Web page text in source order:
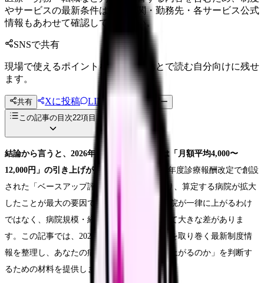
やサービスの最新条件は公的機関・勤務先・各サービス公式
情報もあわせて確認してください。
SNSで共有
現場で使えるポイントを、同僚やあとで読む自分向けに残せ
ます。
共有 Xに投稿 LINE
投稿文コピー
この記事の目次22項目
結論から言うと、2026年度の看護師の給料は「月額平均4,000〜
12,000円」の引き上げが見込まれます。
2024年度診療報酬改定で創設
された「ベースアップ評価料」が2年目に入り、算定する病院が拡大
したことが最大の要因です。ただし全ての病院が一律に上がるわけ
ではなく、病院規模・経営状態・地域によって大きな差がありま
す。この記事では、2026年度の看護師の給与を取り巻く最新制度情
報を整理し、あなたの病院で「実際にいくら上がるのか」を判断す
るための材料を提供します。